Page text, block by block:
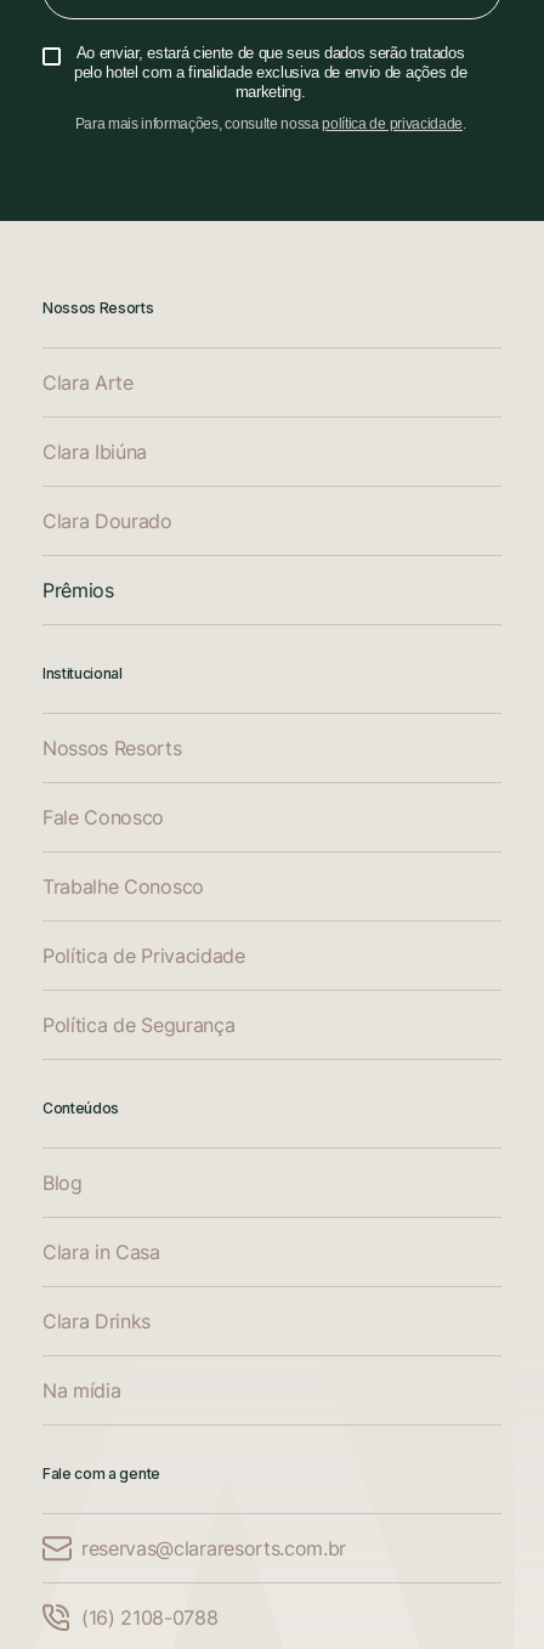
Ao enviar, estará ciente de que seus dados serão tratados
pelo hotel com a finalidade exclusiva de envio de ações de
marketing.
Para mais informações, consulte nossapolítica de privacidade.
Nossos Resorts
Clara Arte
Clara Ibiúna
Clara Dourado
Prêmios
Institucional
Nossos Resorts
Fale Conosco
Trabalhe Conosco
Política de Privacidade
Política de Segurança
Conteúdos
Blog
Clara in Casa
Clara Drinks
Na mídia
Fale com a gente
reservas@clararesorts.com.br
(16) 2108-0788
Compare até 3 acomodações